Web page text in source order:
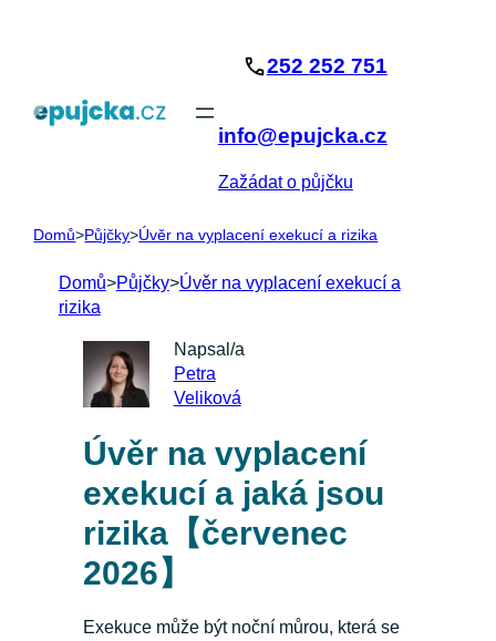
252 252 751
info@epujcka.cz
Zažádat o půjčku
Domů>Půjčky>Úvěr na vyplacení exekucí a rizika
Domů>Půjčky>Úvěr na vyplacení exekucí a
rizika
Napsal/a
Petra
Veliková
Úvěr na vyplacení
exekucí a jaká jsou
rizika【červenec
2026】
Exekuce může být noční můrou, která se